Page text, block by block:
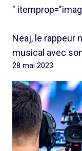
"
Neaj, le rappeur
musical avec
28 mai 2023